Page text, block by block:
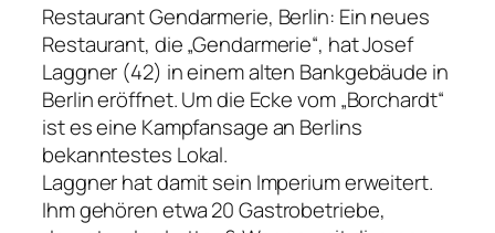
Restaurant Gendarmerie, Berlin: Ein neues
Restaurant, die „Gendarmerie“, hat Josef
Laggner (42) in einem alten Bankgebäude in
Berlin eröffnet. Um die Ecke vom „Borchardt“
ist es eine Kampfansage an Berlins
bekanntestes Lokal.
Laggner hat damit sein Imperium erweitert.
Ihm gehören etwa 20 Gastrobetriebe,